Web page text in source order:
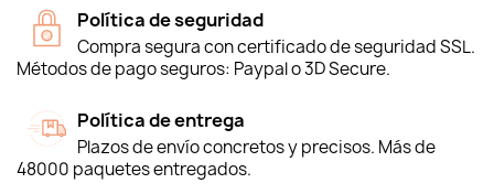
Política de seguridad
Compra segura con certificado de seguridad SSL.
Métodos de pago seguros: Paypal o 3D Secure.
Política de entrega
Plazos de envío concretos y precisos. Más de
48000 paquetes entregados.